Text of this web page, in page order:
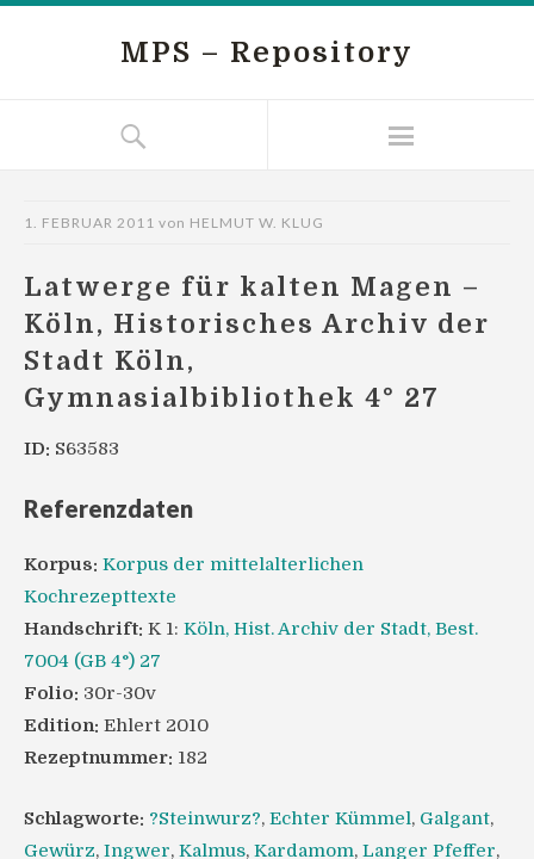
MPS – Repository
1. FEBRUAR 2011 von HELMUT W. KLUG
Latwerge für kalten Magen –
Köln, Historisches Archiv der
Stadt Köln,
Gymnasialbibliothek 4° 27
ID: S63583
Referenzdaten
Korpus: Korpus der mittelalterlichen
Kochrezepttexte
Handschrift: K 1: Köln, Hist. Archiv der Stadt, Best.
7004 (GB 4°) 27
Folio: 30r-30v
Edition: Ehlert 2010
Rezeptnummer: 182
Schlagworte: ?Steinwurz?, Echter Kümmel, Galgant,
Gewürz, Ingwer, Kalmus, Kardamom, Langer Pfeffer,